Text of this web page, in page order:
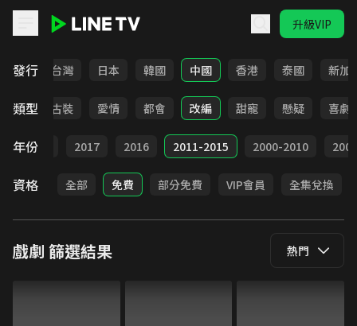
升級VIP
發行
全部 台灣 日本 韓國 中國 香港 泰國 新加
類型
家庭 古裝 愛情 都會 改編 甜寵 懸疑 喜劇
年份
2018 2017 2016 2011-2015 2000-2010
資格 全部 免費 部分免費 VIP會員 全集兌換
戲劇 篩選結果 熱門